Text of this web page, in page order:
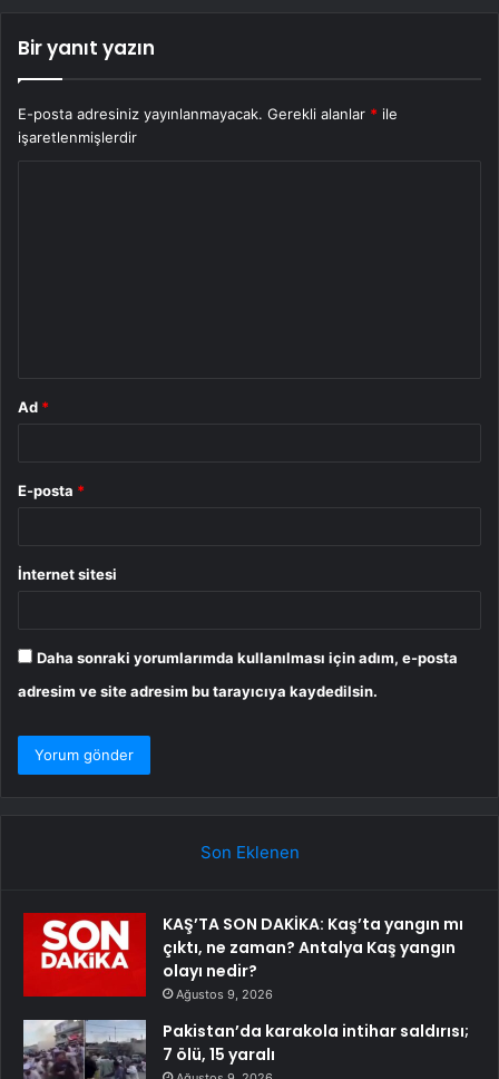
Bir yanıt yazın
E-posta adresiniz yayınlanmayacak. Gerekli alanlar * ile
işaretlenmişlerdir
Ad *
E-posta *
İnternet sitesi
Daha sonraki yorumlarımda kullanılması için adım, e-posta
adresim ve site adresim bu tarayıcıya kaydedilsin.
Son Eklenen
KAŞ’TA SON DAKİKA: Kaş’ta yangın mı
çıktı, ne zaman? Antalya Kaş yangın
olayı nedir?
Ağustos 9, 2026
Pakistan’da karakola intihar saldırısı;
7 ölü, 15 yaralı